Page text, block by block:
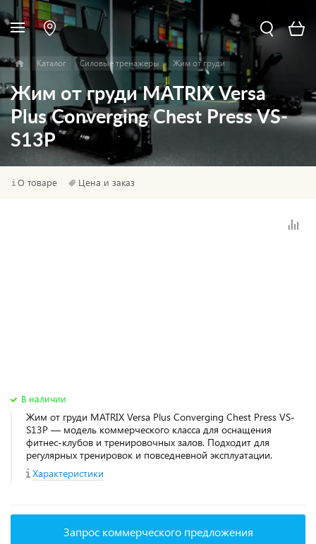
Каталог Силовые тренажеры Жим от груди
Жим от груди MATRIX Versa
Plus Converging Chest Press VS-
S13P
О товаре Цена и заказ
В наличии
Жим от груди MATRIX Versa Plus Converging Chest Press VS-
S13P — модель коммерческого класса для оснащения
фитнес‑клубов и тренировочных залов. Подходит для
регулярных тренировок и повседневной эксплуатации.
Характеристики
Запрос коммерческого предложения